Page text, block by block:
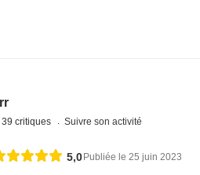
39 critiques Suivre son activité
5,0 Publiée le 25 juin 2023